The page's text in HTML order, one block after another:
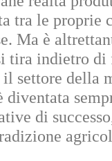
tra le
Ma è
tira indietro
settore della
diventata
di